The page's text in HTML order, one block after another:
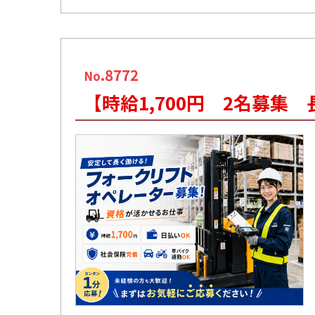
No.8772
【時給1,700円 2名募集